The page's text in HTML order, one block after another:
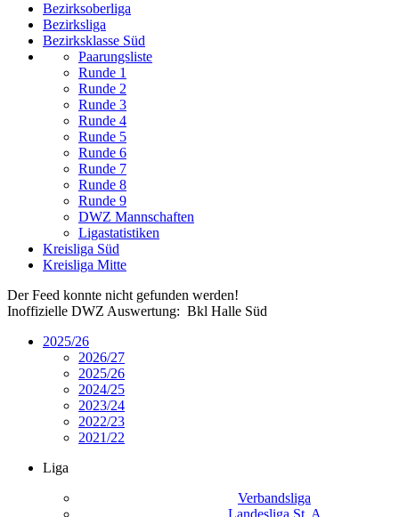
Bezirksoberliga
Bezirksliga
Bezirksklasse Süd
Paarungsliste
Runde 1
Runde 2
Runde 3
Runde 4
Runde 5
Runde 6
Runde 7
Runde 8
Runde 9
DWZ Mannschaften
Ligastatistiken
Kreisliga Süd
Kreisliga Mitte
Der Feed konnte nicht gefunden werden!
Inoffizielle DWZ Auswertung: Bkl Halle Süd
2025/26
2026/27
2025/26
2024/25
2023/24
2022/23
2021/22
Liga
Verbandsliga